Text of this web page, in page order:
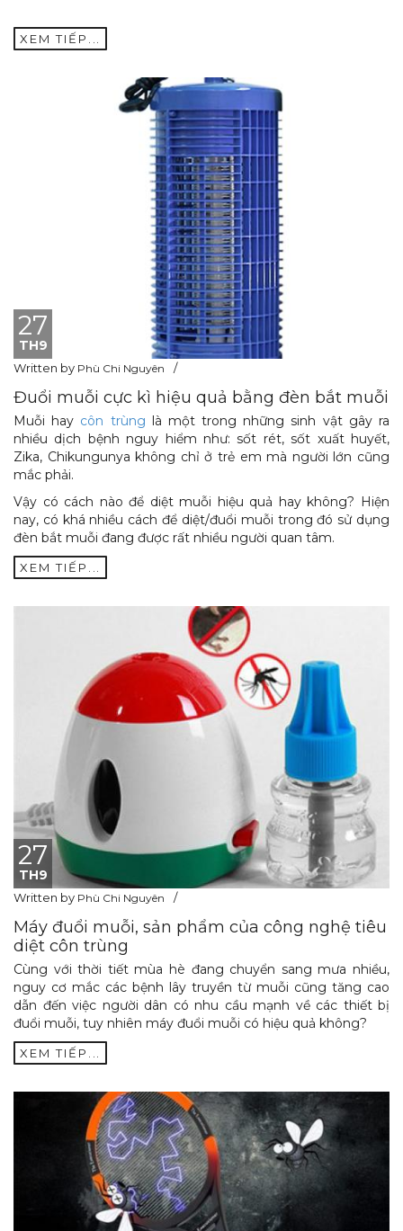
XEM TIẾP...
27
TH9
Written by Phù Chi Nguyên
Đuổi muỗi cực kì hiệu quả bằng đèn bắt muỗi
Muỗi hay côn trùng là một trong những sinh vật gây ra
nhiều dịch bệnh nguy hiểm như: sốt rét, sốt xuất huyết,
Zika, Chikungunya không chỉ ở trẻ em mà người lớn cũng
mắc phải.
Vậy có cách nào để diệt muỗi hiệu quả hay không? Hiện
nay, có khá nhiều cách để diệt/đuổi muỗi trong đó sử dụng
đèn bắt muỗi đang được rất nhiều người quan tâm.
XEM TIẾP...
27
TH9
Written by Phù Chi Nguyên
Máy đuổi muỗi, sản phẩm của công nghệ tiêu
diệt côn trùng
Cùng với thời tiết mùa hè đang chuyển sang mưa nhiều,
nguy cơ mắc các bệnh lây truyền từ muỗi cũng tăng cao
dẫn đến việc người dân có nhu cầu mạnh về các thiết bị
đuổi muỗi, tuy nhiên máy đuổi muỗi có hiệu quả không?
XEM TIẾP...